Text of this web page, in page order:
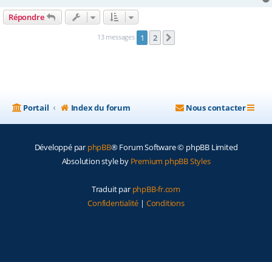
Répondre
13 messages 1 2
Portail Index du forum Nous contacter
Développé par phpBB® Forum Software © phpBB Limited
Absolution style by Premium phpBB Styles
Traduit par phpBB-fr.com
Confidentialité | Conditions